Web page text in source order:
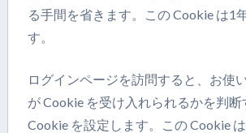
る手間を省きます。この Cookie は1
す。
ログインページを訪問すると、お使
が Cookie を受け入れられるかを判
Cookie を設定します。この Cookie